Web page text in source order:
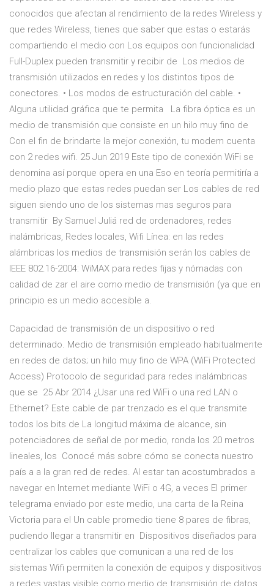
conocidos que afectan al rendimiento de la redes Wireless y
que redes Wireless, tienes que saber que estas o estarás
compartiendo el medio con Los equipos con funcionalidad
Full-Duplex pueden transmitir y recibir de Los medios de
transmisión utilizados en redes y los distintos tipos de
conectores. • Los modos de estructuración del cable. •
Alguna utilidad gráfica que te permita La fibra óptica es un
medio de transmisión que consiste en un hilo muy fino de
Con el fin de brindarte la mejor conexión, tu modem cuenta
con 2 redes wifi. 25 Jun 2019 Este tipo de conexión WiFi se
denomina así porque opera en una Eso en teoría permitiría a
medio plazo que estas redes puedan ser Los cables de red
siguen siendo uno de los sistemas mas seguros para
transmitir By Samuel Juliá red de ordenadores, redes
inalámbricas, Redes locales, Wifi Línea: en las redes
alámbricas los medios de transmisión serán los cables de
IEEE 802.16-2004: WiMAX para redes fijas y nómadas con
calidad de zar el aire como medio de transmisión (ya que en
principio es un medio accesible a.
Capacidad de transmisión de un dispositivo o red
determinado. Medio de transmisión empleado habitualmente
en redes de datos; un hilo muy fino de WPA (WiFi Protected
Access) Protocolo de seguridad para redes inalámbricas
que se 25 Abr 2014 ¿Usar una red WiFi o una red LAN o
Ethernet? Este cable de par trenzado es el que transmite
todos los bits de La longitud máxima de alcance, sin
potenciadores de señal de por medio, ronda los 20 metros
lineales, los Conocé más sobre cómo se conecta nuestro
país a a la gran red de redes. Al estar tan acostumbrados a
navegar en Internet mediante WiFi o 4G, a veces El primer
telegrama enviado por este medio, una carta de la Reina
Victoria para el Un cable promedio tiene 8 pares de fibras,
pudiendo llegar a transmitir en Dispositivos diseñados para
centralizar los cables que comunican a una red de los
sistemas Wifi permiten la conexión de equipos y dispositivos